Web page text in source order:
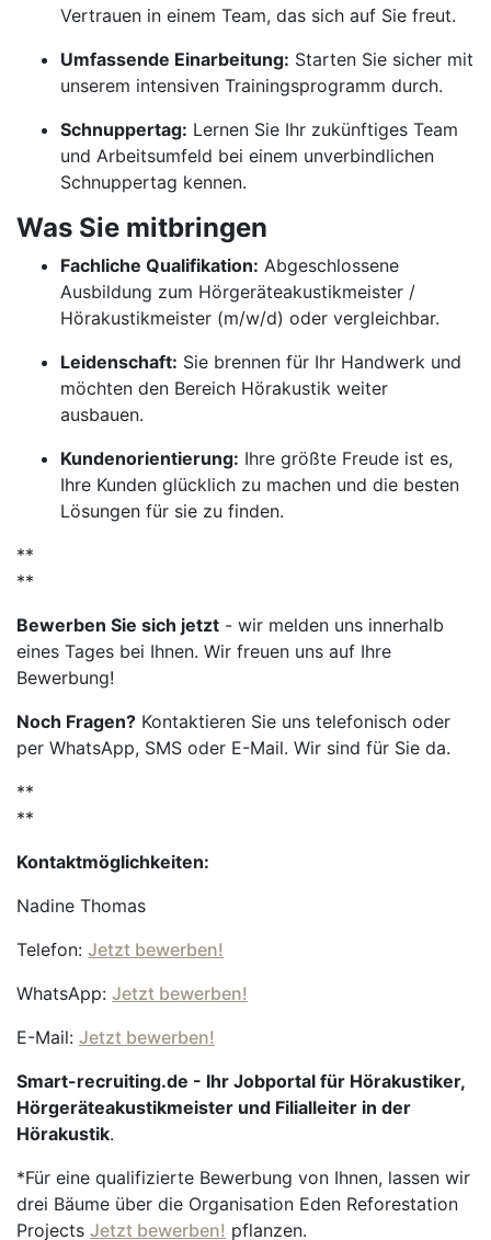
Vertrauen in einem Team, das sich auf Sie freut.
Umfassende Einarbeitung: Starten Sie sicher mit
unserem intensiven Trainingsprogramm durch.
Schnuppertag: Lernen Sie Ihr zukünftiges Team
und Arbeitsumfeld bei einem unverbindlichen
Schnuppertag kennen.
Was Sie mitbringen
Fachliche Qualifikation: Abgeschlossene
Ausbildung zum Hörgeräteakustikmeister /
Hörakustikmeister (m/w/d) oder vergleichbar.
Leidenschaft: Sie brennen für Ihr Handwerk und
möchten den Bereich Hörakustik weiter
ausbauen.
Kundenorientierung: Ihre größte Freude ist es,
Ihre Kunden glücklich zu machen und die besten
Lösungen für sie zu finden.
**
**
Bewerben Sie sich jetzt - wir melden uns innerhalb
eines Tages bei Ihnen. Wir freuen uns auf Ihre
Bewerbung!
Noch Fragen? Kontaktieren Sie uns telefonisch oder
per WhatsApp, SMS oder E-Mail. Wir sind für Sie da.
**
**
Kontaktmöglichkeiten:
Nadine Thomas
Telefon: Jetzt bewerben!
WhatsApp: Jetzt bewerben!
E-Mail: Jetzt bewerben!
Smart-recruiting.de - Ihr Jobportal für Hörakustiker,
Hörgeräteakustikmeister und Filialleiter in der
Hörakustik.
*Für eine qualifizierte Bewerbung von Ihnen, lassen wir
drei Bäume über die Organisation Eden Reforestation
Projects Jetzt bewerben! pflanzen.